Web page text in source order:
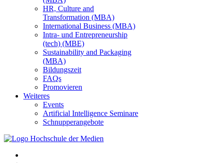
HR, Culture and
Transformation (MBA)
International Business (MBA)
Intra- und Entrepreneurship
(tech) (MBE)
Sustainability and Packaging
(MBA)
Bildungszeit
FAQs
Promovieren
Weiteres
Events
Artificial Intelligence Seminare
Schnupperangebote